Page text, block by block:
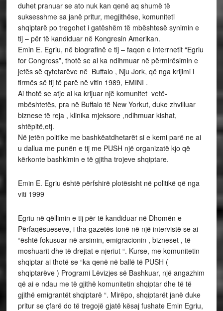
duhet pranuar se ato nuk kan qenë aq shumë të
suksesshme sa janë pritur, megjithëse, komuniteti
shqiptarë po tregohet i gatëshëm të mbështesë synimin e
tij – për të kandiduar në Kongresin Amerikan.
Emin E. Egriu, në biografinë e tij – faqen e interrnetit “Egriu
for Congress”, thotë se ai ka ndihmuar në përmirësimin e
jetës së qytetarëve në Buffalo , Nju Jork, që nga krijimi i
firmës së tij të parë në vitin 1989, EMINI .
Ai thotë se atje ai ka krijuar një komunitet vetë-
mbështetës, pra në Buffalo të New Yorkut, duke zhvilluar
biznese të reja , klinika mjeksore ,ndihmuar kishat,
shtëpitë,etj.
Në jetën politike me bashkëatdhetarët si e kemi parë ne ai
u dallua me punën e tij me PUSH një organizatë kjo që
kërkonte bashkimin e të gjitha trojeve shqiptare.
Emin E. Egriu është përfshirë plotësisht në politikë që nga
viti 1999
Egriu në qëllimin e tij për të kandiduar në Dhomën e
Përfaqësueseve, i tha gazetës tonë në një intervistë se ai
“është fokusuar në arsimin, emigracionin , bizneset , të
moshuarit dhe të drejtat e njeriut “. Kurse, me komunitetin
shqiptar ai thotë se “ka qenë në ballë të PUSH (
shqiptarëve ) Programi Lëvizjes së Bashkuar, një angazhim
që ai e ndau me të gjithë komunitetin shqiptar dhe të të
gjithë emigrantët shqiptarë “. Mirëpo, shqiptarët janë duke
pritur se çfarë do të tregojë gjatë kësaj fushate Emin Egriu,